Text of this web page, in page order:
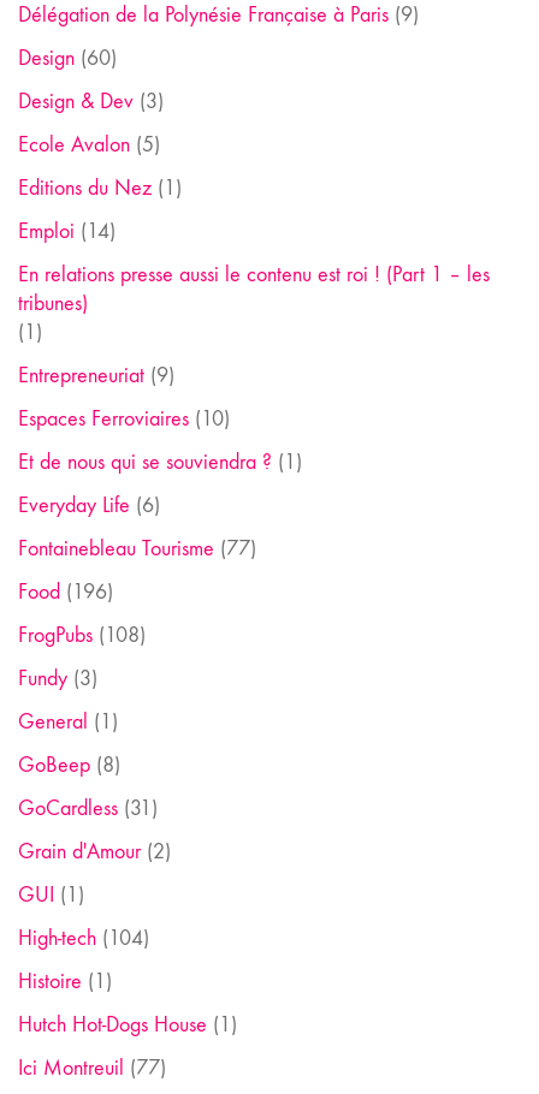
Délégation de la Polynésie Française à Paris (9)
Design (60)
Design & Dev (3)
Ecole Avalon (5)
Editions du Nez (1)
Emploi (14)
En relations presse aussi le contenu est roi ! (Part 1 – les
tribunes)
(1)
Entrepreneuriat (9)
Espaces Ferroviaires (10)
Et de nous qui se souviendra ? (1)
Everyday Life (6)
Fontainebleau Tourisme (77)
Food (196)
FrogPubs (108)
Fundy (3)
General (1)
GoBeep (8)
GoCardless (31)
Grain d'Amour(2)
GUI (1)
High-tech (104)
Histoire (1)
Hutch Hot-Dogs House (1)
Ici Montreuil (77)